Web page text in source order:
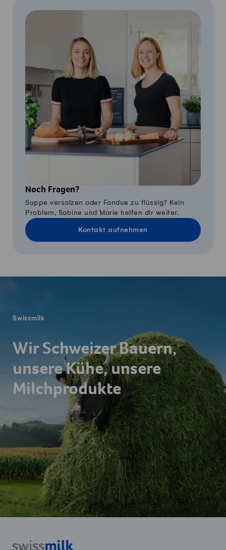
Noch Fragen?
Suppe versalzen oder Fondue zu flüssig? Kein
Problem, Sabine und Marie helfen dir weiter.
Kontakt aufnehmen
Swissmilk
Wir Schweizer Bauern,
unsere Kühe, unsere
Milchprodukte